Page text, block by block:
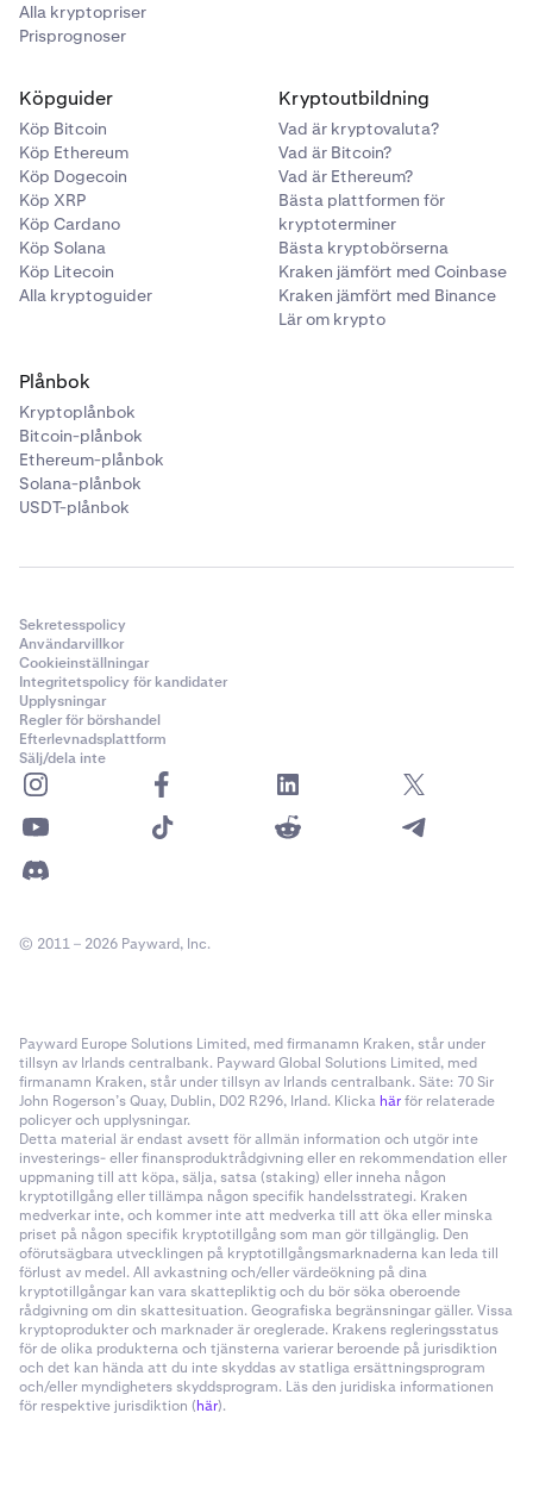
Alla kryptopriser
Prisprognoser
Köpguider
Köp Bitcoin
Köp Ethereum
Köp Dogecoin
Köp XRP
Köp Cardano
Köp Solana
Köp Litecoin
Alla kryptoguider
Kryptoutbildning
Vad är kryptovaluta?
Vad är Bitcoin?
Vad är Ethereum?
Bästa plattformen för
kryptoterminer
Bästa kryptobörserna
Kraken jämfört med Coinbase
Kraken jämfört med Binance
Lär om krypto
Plånbok
Kryptoplånbok
Bitcoin-plånbok
Ethereum-plånbok
Solana-plånbok
USDT-plånbok
Sekretesspolicy
Användarvillkor
Cookieinställningar
Integritetspolicy för kandidater
Upplysningar
Regler för börshandel
Efterlevnadsplattform
Sälj/dela inte
© 2011 – 2026 Payward, Inc.
Payward Europe Solutions Limited, med firmanamn Kraken, står under
tillsyn av Irlands centralbank. Payward Global Solutions Limited, med
firmanamn Kraken, står under tillsyn av Irlands centralbank. Säte: 70 Sir
John Rogerson’s Quay, Dublin, D02 R296, Irland. Klicka härför relaterade
policyer och upplysningar.
Detta material är endast avsett för allmän information och utgör inte
investerings- eller finansproduktrådgivning eller en rekommendation eller
uppmaning till att köpa, sälja, satsa (staking) eller inneha någon
kryptotillgång eller tillämpa någon specifik handelsstrategi. Kraken
medverkar inte, och kommer inte att medverka till att öka eller minska
priset på någon specifik kryptotillgång som man gör tillgänglig. Den
oförutsägbara utvecklingen på kryptotillgångsmarknaderna kan leda till
förlust av medel. All avkastning och/eller värdeökning på dina
kryptotillgångar kan vara skattepliktig och du bör söka oberoende
rådgivning om din skattesituation. Geografiska begränsningar gäller. Vissa
kryptoprodukter och marknader är oreglerade. Krakens regleringsstatus
för de olika produkterna och tjänsterna varierar beroende på jurisdiktion
och det kan hända att du inte skyddas av statliga ersättningsprogram
och/eller myndigheters skyddsprogram. Läs den juridiska informationen
för respektive jurisdiktion (här).